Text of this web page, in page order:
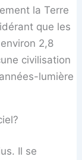
la Terre
que les
2,8
civilisation
lumière
Il se